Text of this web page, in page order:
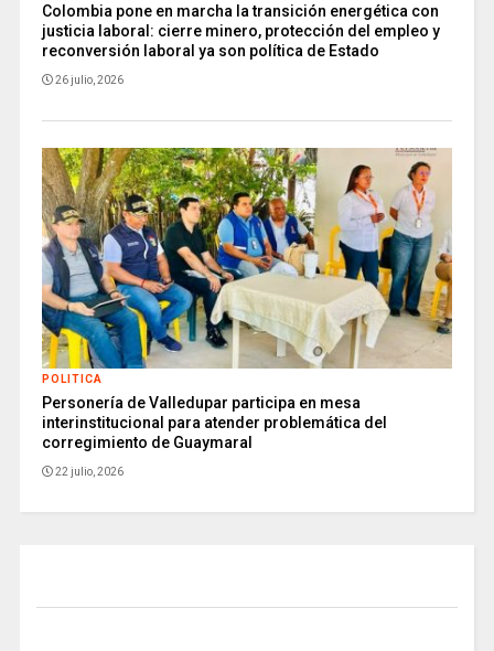
Colombia pone en marcha la transición energética con
justicia laboral: cierre minero, protección del empleo y
reconversión laboral ya son política de Estado
26 julio, 2026
POLITICA
Personería de Valledupar participa en mesa
interinstitucional para atender problemática del
corregimiento de Guaymaral
22 julio, 2026